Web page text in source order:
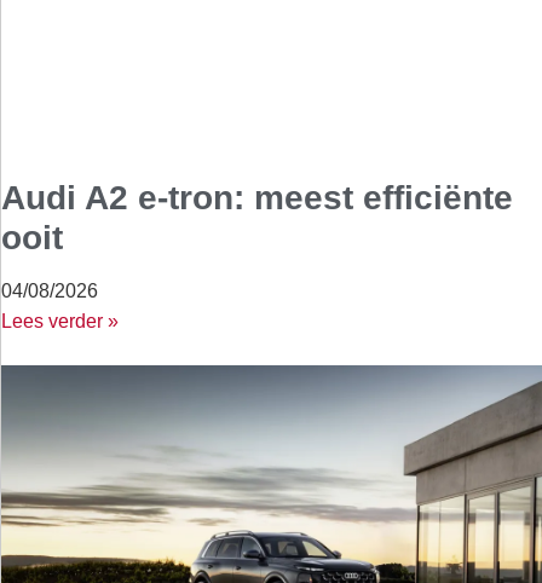
Audi A2 e-tron: meest efficiënte
ooit
04/08/2026
Lees verder »